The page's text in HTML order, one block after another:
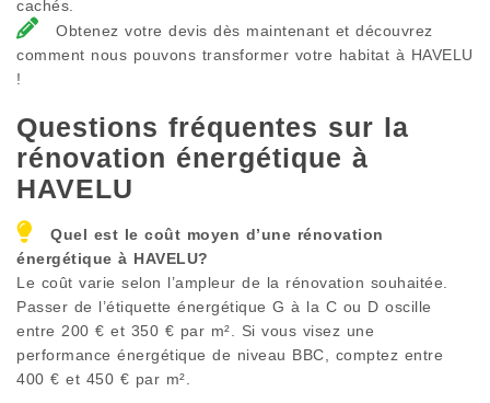
cachés.
Obtenez votre devis dès maintenant et découvrez
comment nous pouvons transformer votre habitat à HAVELU
!
Questions fréquentes sur la
rénovation énergétique à
HAVELU
Quel est le coût moyen d’une rénovation
énergétique à HAVELU?
Le coût varie selon l’ampleur de la rénovation souhaitée.
Passer de l’étiquette énergétique G à la C ou D oscille
entre 200 € et 350 € par m². Si vous visez une
performance énergétique de niveau BBC, comptez entre
400 € et 450 € par m².